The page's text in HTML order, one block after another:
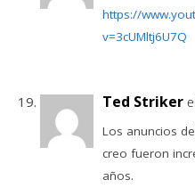
https://
v=3cUMltj6U7Q
Ted Striker
Los anuncios
creo fueron
años.